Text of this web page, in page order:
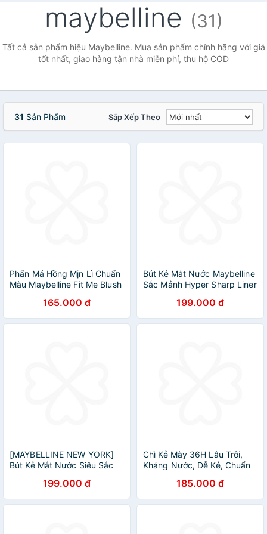
Face Shop
Face
Shop
Waterproof
Mascara
maybelline (31)
Tất cả sản phẩm hiệu Maybelline. Mua sản phẩm chính hãng với giá
tốt nhất, giao hàng tận nhà miễn phí, thu hộ COD
31 Sản Phẩm Sắp Xếp Theo
Phấn Má Hồng Mịn Lì Chuẩn
Màu Maybelline Fit Me Blush
165.000 đ
Bút Kẻ Mắt Nước Maybelline
Sắc Mảnh Hyper Sharp Liner
199.000 đ
[MAYBELLINE NEW YORK]
Bút Kẻ Mắt Nước Siêu Sắc
Hyper Sharp Liner Extreme
0.4g
199.000 đ
Chì Kẻ Mày 36H Lâu Trôi,
Kháng Nước, Dễ Kẻ, Chuẩn
New York Pigmented Pencil
0.25g
185.000 đ